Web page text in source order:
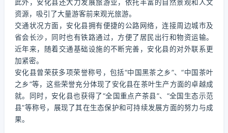
此外，安化县还大力发展旅游业，依托丰富的自然景观和人文
资源，吸引了大量游客前来观光旅游。
交通状况方面，安化县拥有便捷的公路网络，连接周边城市及
省会长沙，同时也有铁路通过，方便了居民出行和物资运输。
近年来，随着交通基础设施的不断完善，安化县的对外联系更
加紧密。
安化县曾荣获多项荣誉称号，包括“中国黑茶之乡”、“中国茶叶
之乡”等，这些荣誉充分体现了安化县在茶叶生产方面的卓越成
就。同时，安化县也获得了“全国重点产茶县”、“全国生态示范
县”等称号，展现了其在生态保护和可持续发展方面的努力与成
果。